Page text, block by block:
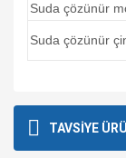
Suda çözünür
Suda çözünür
kullanarak
Görüş ve
TAVSİYE